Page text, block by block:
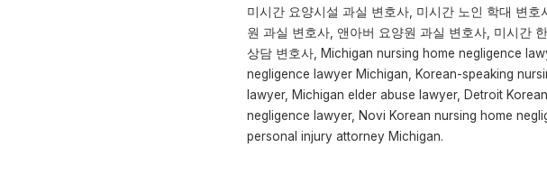
미시간 요양시설 과실 변호사, 미시간 노인 학대 변
원 과실 변호사, 앤아버 요양원 과실 변호사, 미시간
상담 변호사, Michigan nursing home negligence
negligence lawyer Michigan, Korean-speaking
lawyer, Michigan elder abuse lawyer, Detroit
negligence lawyer, Novi Korean nursing home
personal injury attorney Michigan.